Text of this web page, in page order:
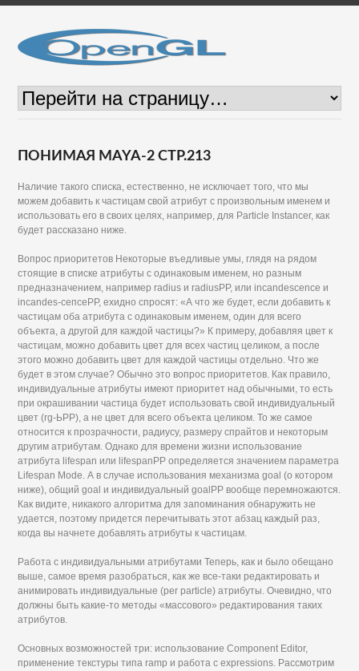
ПОНИМАЯ MAYA-2 СТР.213
Наличие такого списка, естественно, не исключает того, что мы
можем добавить к частицам свой атрибут с произвольным именем и
использовать его в своих целях, например, для Particle Instancer, как
будет рассказано ниже.
Вопрос приоритетов Некоторые въедливые умы, глядя на рядом
стоящие в списке атрибуты с одинаковым именем, но разным
предназначением, например radius и radiusPP, или incandescence и
incandes-сепсеРР, ехидно спросят: «А что же будет, если добавить к
частицам оба атрибута с одинаковым именем, один для всего
объекта, а другой для каждой частицы?» К примеру, добавляя цвет к
частицам, можно добавить цвет для всех частиц целиком, а после
этого можно добавить цвет для каждой частицы отдельно. Что же
будет в этом случае? Обычно это вопрос приоритетов. Как правило,
индивидуальные атрибуты имеют приоритет над обычными, то есть
при окрашивании частица будет использовать свой индивидуальный
цвет (rg-ЬРР), а не цвет для всего объекта целиком. То же самое
относится к прозрачности, радиусу, размеру спрайтов и некоторым
другим атрибутам. Однако для времени жизни использование
атрибута lifespan или lifespanPP определяется значением параметра
Lifespan Mode. А в случае использования механизма goal (о котором
ниже), общий goal и индивидуальный goalPP вообще перемножаются.
Как видите, никакого алгоритма для запоминания обнаружить не
удается, поэтому придется перечитывать этот абзац каждый раз,
когда вы начнете добавлять атрибуты к частицам.
Работа с индивидуальными атрибутами Теперь, как и было обещано
выше, самое время разобраться, как же все-таки редактировать и
анимировать индивидуальные (per particle) атрибуты. Очевидно, что
должны быть какие-то методы «массового» редактирования таких
атрибутов.
Основных возможностей три: использование Component Editor,
применение текстуры типа ramp и работа с expressions. Рассмотрим